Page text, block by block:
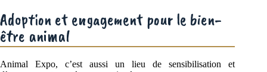
Adoption et engagement pour le bien-
être animal
Animal Expo, c’est aussi un lieu de sensibilisation et